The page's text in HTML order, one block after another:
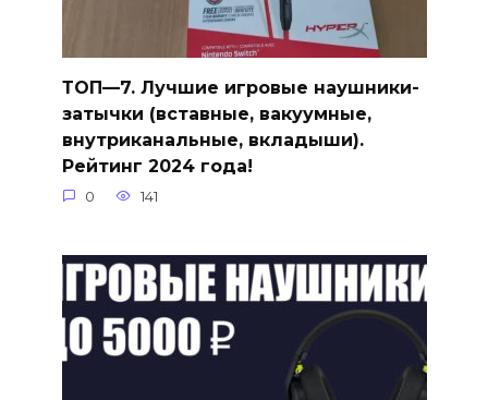
ТОП—7. Лучшие игровые наушники-
затычки (вставные, вакуумные,
внутриканальные, вкладыши).
Рейтинг 2024 года!
0 141